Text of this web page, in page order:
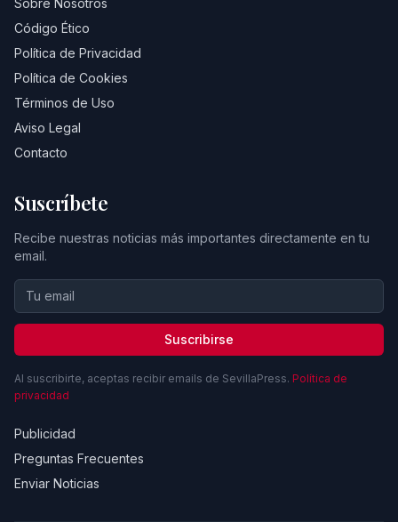
Sobre Nosotros
Código Ético
Política de Privacidad
Política de Cookies
Términos de Uso
Aviso Legal
Contacto
Suscríbete
Recibe nuestras noticias más importantes directamente en tu
email.
Suscribirse
Al suscribirte, aceptas recibir emails de SevillaPress. Política de
privacidad
Publicidad
Preguntas Frecuentes
Enviar Noticias